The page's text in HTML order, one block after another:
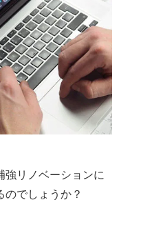
強リノベーションに
でしょうか？